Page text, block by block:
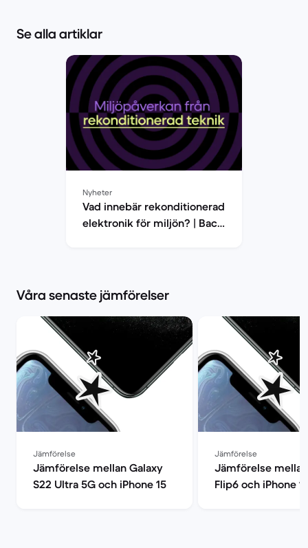
Se alla artiklar
Nyheter
Vad innebär rekonditionerad
elektronik för miljön? | Back
Våra senaste jämförelser
Jämförelse
Jämförelse mellan Galaxy
S22 Ultra 5G och iPhone 15
Jämförelse
Jämförelse
Flip6 och iPhone